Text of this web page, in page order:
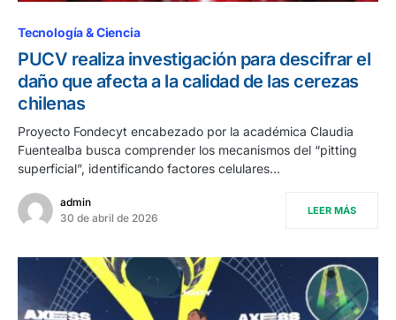
Tecnología & Ciencia
PUCV realiza investigación para descifrar el
daño que afecta a la calidad de las cerezas
chilenas
Proyecto Fondecyt encabezado por la académica Claudia
Fuentealba busca comprender los mecanismos del “pitting
superficial”, identificando factores celulares…
admin
30 de abril de 2026
LEER MÁS